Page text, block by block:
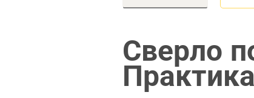
Сверло